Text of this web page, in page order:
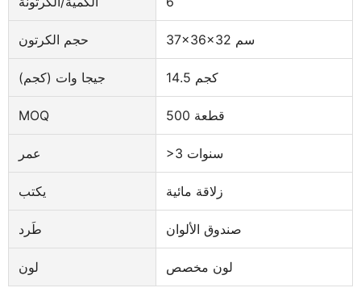
حجم الكرتون 37x36x32 سم
جيجا وات (كجم) 14.5 كجم
MOQ 500 قطعة
عمر >3 سنوات
يكتب زلاقة مائية
طَرد صندوق الألوان
لون لون مخصص